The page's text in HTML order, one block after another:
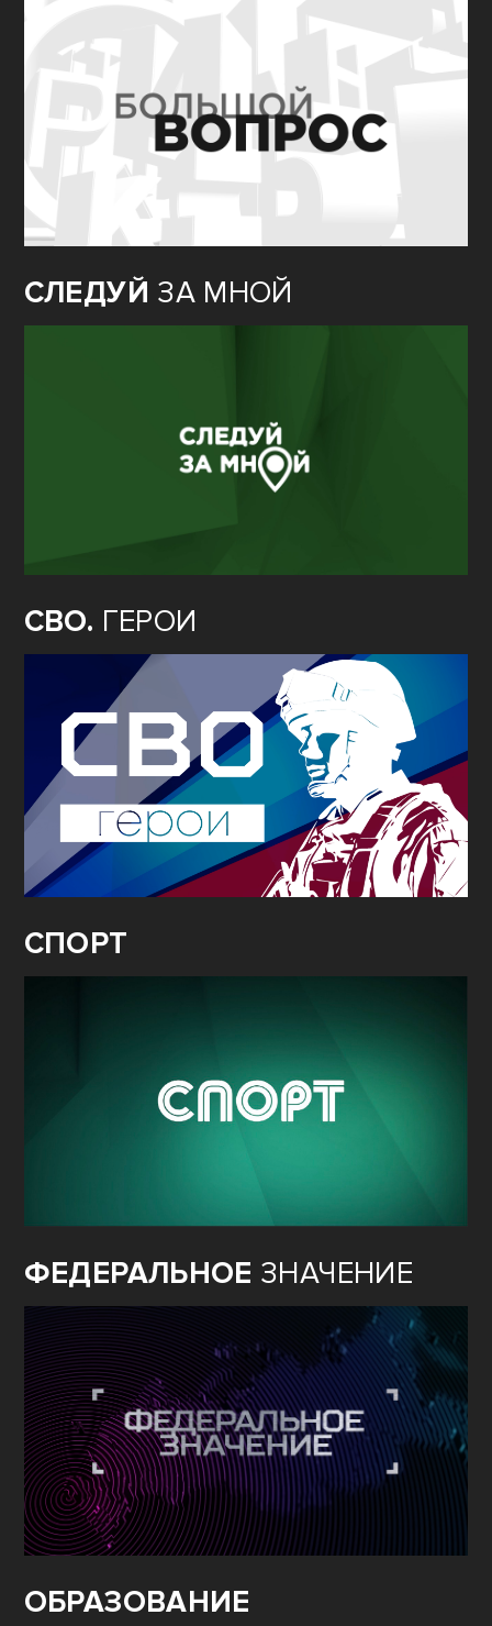
СЛЕДУЙ ЗА МНОЙ
СВО. ГЕРОИ
СПОРТ
ФЕДЕРАЛЬНОЕ ЗНАЧЕНИЕ
ОБРАЗОВАНИЕ